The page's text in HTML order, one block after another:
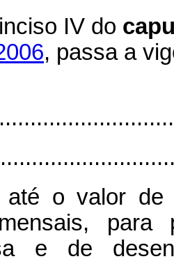
IV do
, passa a
o valor de
para
e de